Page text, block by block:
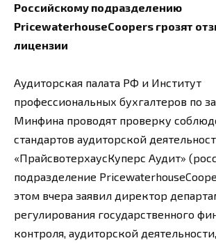
Российскому подразделению
PricewaterhouseCoopers грозят
лицензии
Аудиторская палата РФ и Институт
профессиональных бухгалтеров по
Минфина проводят проверку
стандартов аудиторской
«ПрайсвотерхаусКуперс Аудит»
подразделение
этом вчера заявил директор
регулирования государственного
контроля, аудиторской